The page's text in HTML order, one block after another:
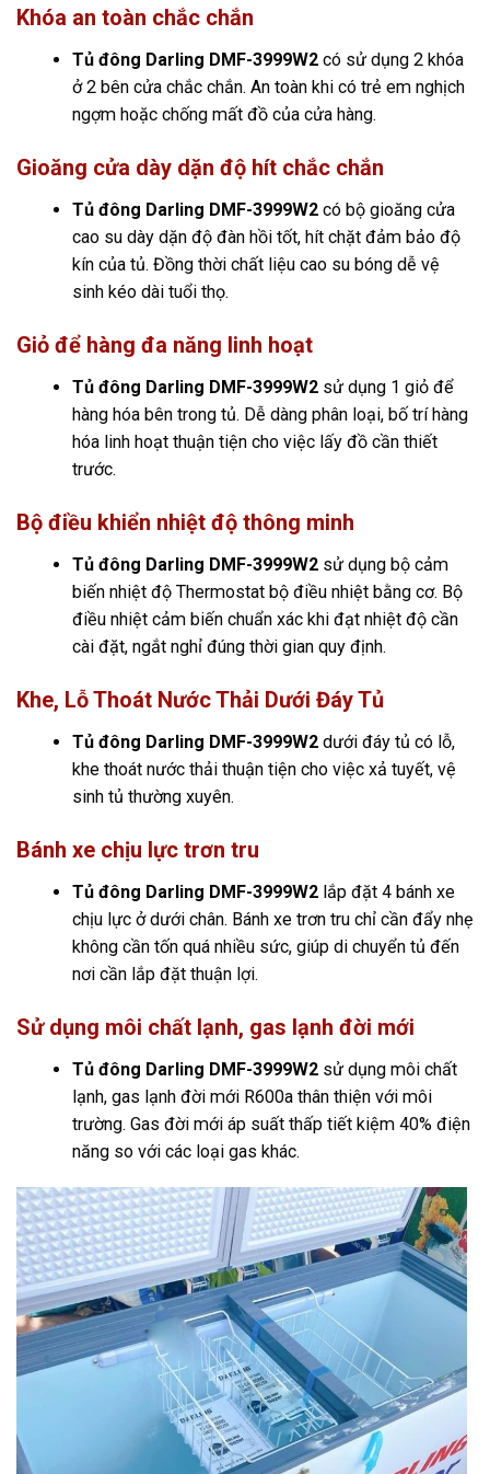
Khóa an toàn chắc chắn
Tủ đông Darling DMF-3999W2 có sử dụng 2 khóa
ở 2 bên cửa chắc chắn. An toàn khi có trẻ em nghịch
ngợm hoặc chống mất đồ của cửa hàng.
Gioăng cửa dày dặn độ hít chắc chắn
Tủ đông Darling DMF-3999W2 có bộ gioăng cửa
cao su dày dặn độ đàn hồi tốt, hít chặt đảm bảo độ
kín của tủ. Đồng thời chất liệu cao su bóng dễ vệ
sinh kéo dài tuổi thọ.
Giỏ để hàng đa năng linh hoạt
Tủ đông Darling DMF-3999W2 sử dụng 1 giỏ để
hàng hóa bên trong tủ. Dễ dàng phân loại, bố trí hàng
hóa linh hoạt thuận tiện cho việc lấy đồ cần thiết
trước.
Bộ điều khiển nhiệt độ thông minh
Tủ đông Darling DMF-3999W2 sử dụng bộ cảm
biến nhiệt độ Thermostat bộ điều nhiệt bằng cơ. Bộ
điều nhiệt cảm biến chuẩn xác khi đạt nhiệt độ cần
cài đặt, ngắt nghỉ đúng thời gian quy định.
Khe, Lỗ Thoát Nước Thải Dưới Đáy Tủ
Tủ đông Darling DMF-3999W2 dưới đáy tủ có lỗ,
khe thoát nước thải thuận tiện cho việc xả tuyết, vệ
sinh tủ thường xuyên.
Bánh xe chịu lực trơn tru
Tủ đông Darling DMF-3999W2 lắp đặt 4 bánh xe
chịu lực ở dưới chân. Bánh xe trơn tru chỉ cần đẩy nhẹ
không cần tốn quá nhiều sức, giúp di chuyển tủ đến
nơi cần lắp đặt thuận lợi.
Sử dụng môi chất lạnh, gas lạnh đời mới
Tủ đông Darling DMF-3999W2 sử dụng môi chất
lạnh, gas lạnh đời mới R600a thân thiện với môi
trường. Gas đời mới áp suất thấp tiết kiệm 40% điện
năng so với các loại gas khác.